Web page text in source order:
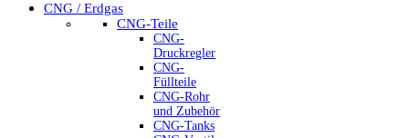
CNG / Erdgas
CNG-Teile
CNG-
Druckregler
CNG-
Füllteile
CNG-Rohr
und Zubehör
CNG-Tanks